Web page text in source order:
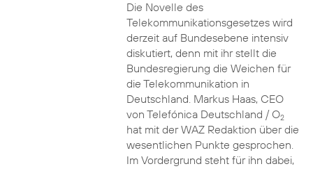
Die Novelle des
Telekommunikationsgesetzes wird
derzeit auf Bundesebene intensiv
diskutiert, denn mit ihr stellt die
Bundesregierung die Weichen für
die Telekommunikation in
Deutschland. Markus Haas, CEO
von Telefónica Deutschland / O2
hat mit der WAZ Redaktion über die
wesentlichen Punkte gesprochen.
Im Vordergrund steht für ihn dabei,